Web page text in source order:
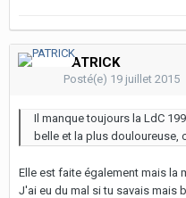
PATRICK
Posté(e) 19 juillet 2015
Il manque toujours la LdC
belle et la plus douloureuse,
Elle est faite également mais la
J'ai eu du mal si tu savais mais